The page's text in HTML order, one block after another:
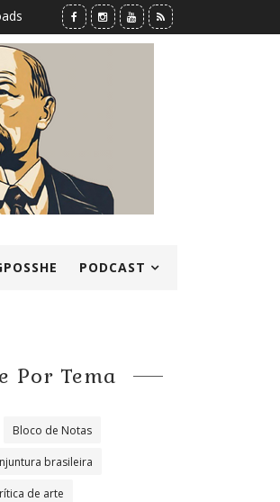
PODCAST
Por Tema
Bloco de Notas
brasileira
de arte